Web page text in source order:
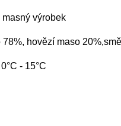
výrobek
78%, hovězí maso
- 15°C